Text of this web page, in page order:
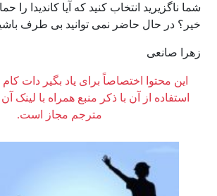
شما ناگزیرید انتخاب کنید که آیا کاندیدا را
خیر؟ در حال حاضر نمی توانید بی طرف
زهرا صانعی
این محتوا اختصاصاً برای یاد بگیر دات
استفاده از آن با ذکر منبع همراه با لینک
مترجم مجاز است.